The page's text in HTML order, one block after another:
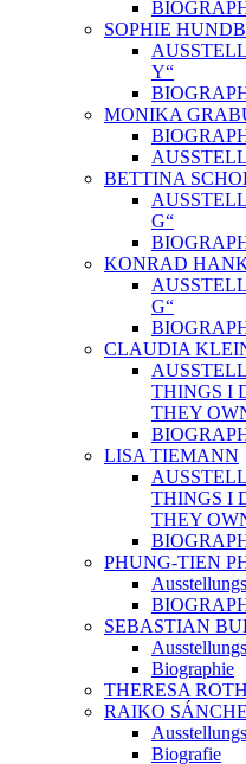
SOPHIE
Y“
MONIKA
BETTINA
G“
KONRAD
G“
CLAUDIA
THINGS I
THEY
LISA TIEMANN
THINGS I
THEY
PHUNG-TIEN
SEBASTIAN
Biographie
THERESA
RAIKO
Biografie